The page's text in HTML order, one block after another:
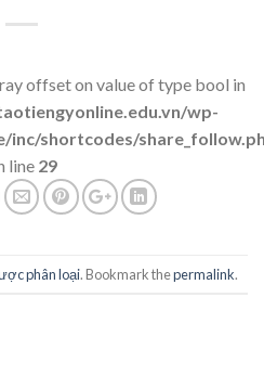
offset on value of type bool in
wp-
shortcodes/
line 29
phân loại. Bookmark thepermalink.